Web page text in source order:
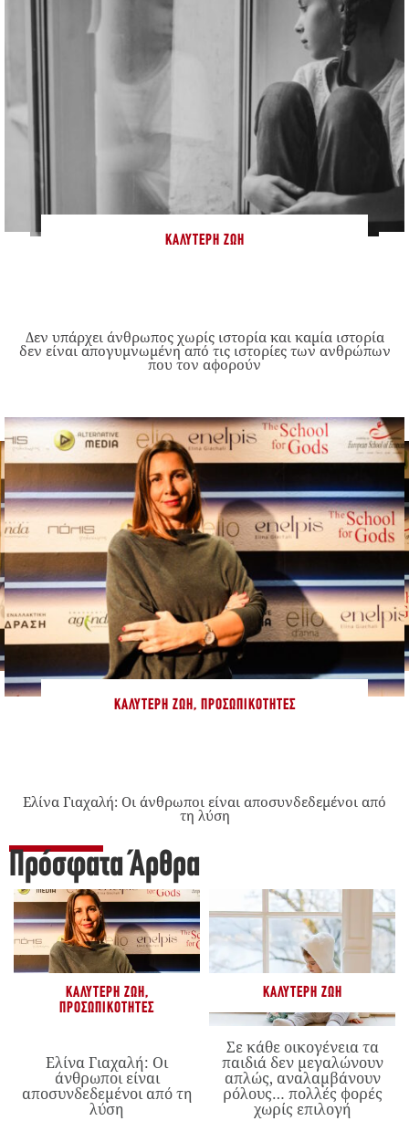
ΚΑΛΎΤΕΡΗ ΖΩΉ
Δεν υπάρχει άνθρωπος χωρίς ιστορία και καμία ιστορία
δεν είναι απογυμνωμένη από τις ιστορίες των ανθρώπων
που τον αφορούν
ΚΑΛΎΤΕΡΗ ΖΩΉ, ΠΡΟΣΩΠΙΚΌΤΗΤΕΣ
Ελίνα Γιαχαλή: Οι άνθρωποι είναι αποσυνδεδεμένοι από
τη λύση
Πρόσφατα Άρθρα
ΚΑΛΎΤΕΡΗ ΖΩΉ,
ΠΡΟΣΩΠΙΚΌΤΗΤΕΣ
Ελίνα Γιαχαλή: Οι
άνθρωποι είναι
αποσυνδεδεμένοι από τη
λύση
ΚΑΛΎΤΕΡΗ ΖΩΉ
Σε κάθε οικογένεια τα
παιδιά δεν μεγαλώνουν
απλώς, αναλαμβάνουν
ρόλους… πολλές φορές
χωρίς επιλογή